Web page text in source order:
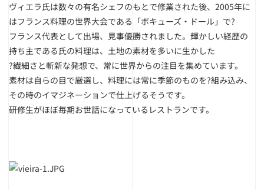
ヴィエラ氏は数々の有名シェフのもとで修業された後、2005年に
はフランス料理の世界大会である「ボキューズ・ドール」で?
フランス代表として出場、見事優勝されました。輝かしい経歴の
持ち主である氏の料理は、土地の素材を多いに生かした
?繊細さと斬新な発想で、常に世界からの注目を集めています。
素材は自らの目で厳選し、料理には常に季節のものを?組み込み、
その時のイマジネーションで仕上げるそうです。
研修生がほぼ毎期お世話になっているレストランです。